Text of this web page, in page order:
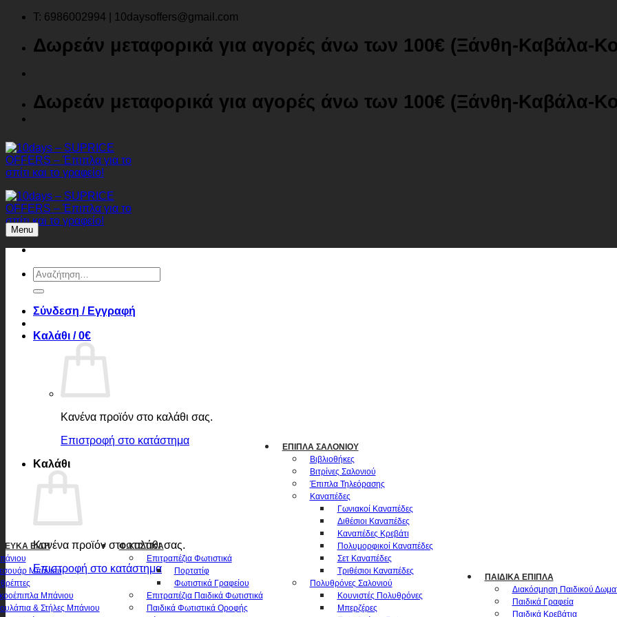
Μετάβαση
περιεχόμενο
T: 6986002994 | 10daysoffers@gmail.com
Δωρεάν μεταφορικά για αγορές άνω των 100€ (Ξάνθη-Καβάλα-
Δωρεάν μεταφορικά για αγορές άνω των 100€ (Ξάνθη-Καβάλα-
Αναζήτηση
για:
Σύνδεση / Εγγραφή
Καλάθι /0€
Κανένα προϊόν στο καλάθι σας.
Επιστροφή στο κατάστημα
Καλάθι
Κανένα προϊόν στο καλάθι σας.
Επιστροφή στο κατάστημα
Menu
ΛΕΥΚΆ ΕΊΔΗ
Μπάνιου
Μπάνιου
& Στήλες Μπάνιου
ΦΩΤΙΣΤΙΚΆ
Επιτραπέζια Φωτιστικά
Πορτατίφ
Φωτιστικά Γραφείου
Επιτραπέζια Παιδικά Φωτιστικά
Παιδικά Φωτιστικά Οροφής
ΈΠΙΠΛΑ ΣΑΛΟΝΙΟΎ
Βιβλιοθήκες
Βιτρίνες Σαλονιού
Έπιπλα Τηλεόρασης
Καναπέδες
Γωνιακοί Καναπέδες
Διθέσιοι Καναπέδες
Καναπέδες Κρεβάτι
Πολυμορφικοί Καναπέδες
Σετ Καναπέδες
Τριθέσιοι Καναπέδες
Πολυθρόνες Σαλονιού
Κουνιστές Πολυθρόνες
Μπερζέρες
ΠΑΙΔΙΚΆ ΈΠΙΠΛΑ
Διακόσμηση Παιδικού
Παιδικά Γραφεία
Παιδικά Κρεβάτια